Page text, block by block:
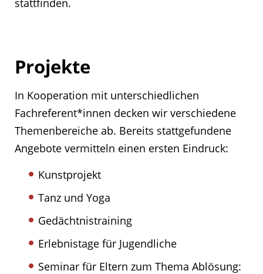
Projekte
In Kooperation mit unterschiedlichen
Fachreferent*innen decken wir verschiedene
Themenbereiche ab. Bereits stattgefundene
Angebote vermitteln einen ersten Eindruck:
Kunstprojekt
Tanz und Yoga
Gedächtnistraining
Erlebnistage für Jugendliche
Seminar für Eltern zum Thema Ablösung: